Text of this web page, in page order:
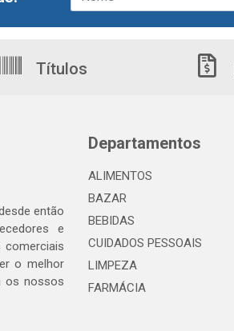
Títulos
então
e
comerciais
o melhor
os nossos
Departamentos
ALIMENTOS
BAZAR
BEBIDAS
CUIDADOS PESSOAIS
LIMPEZA
FARMÁCIA